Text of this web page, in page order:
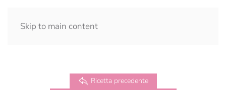
Skip to main content
Ricetta precedente